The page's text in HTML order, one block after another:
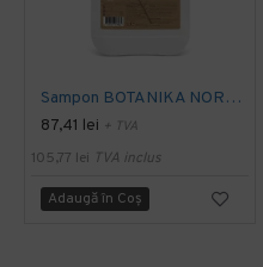
Sampon BOTANIKA NORDIC SWAN 5L -ECOLABEL -Nordic Argan
87,41 lei + TVA
105,77 lei TVA inclus
Adaugă în Coş